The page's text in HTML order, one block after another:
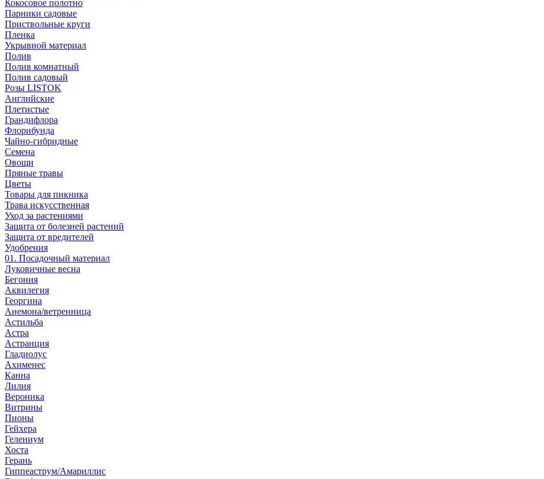
Кокосовое полотно
Парники садовые
Приствольные круги
Пленка
Укрывной материал
Полив
Полив комнатный
Полив садовый
Розы LISTOK
Английские
Плетистые
Грандифлора
Флорибунда
Чайно-гибридные
Семена
Овощи
Пряные травы
Цветы
Товары для пикника
Трава искусственная
Уход за растениями
Защита от болезней растений
Защита от вредителей
Удобрения
01. Посадочный материал
Луковичные весна
Бегония
Аквилегия
Георгина
Анемона/ветренница
Астильба
Астра
Астранция
Гладиолус
Ахименес
Канна
Лилия
Вероника
Витрины
Пионы
Гейхера
Гелениум
Хоста
Герань
Гиппеаструм/Амариллис